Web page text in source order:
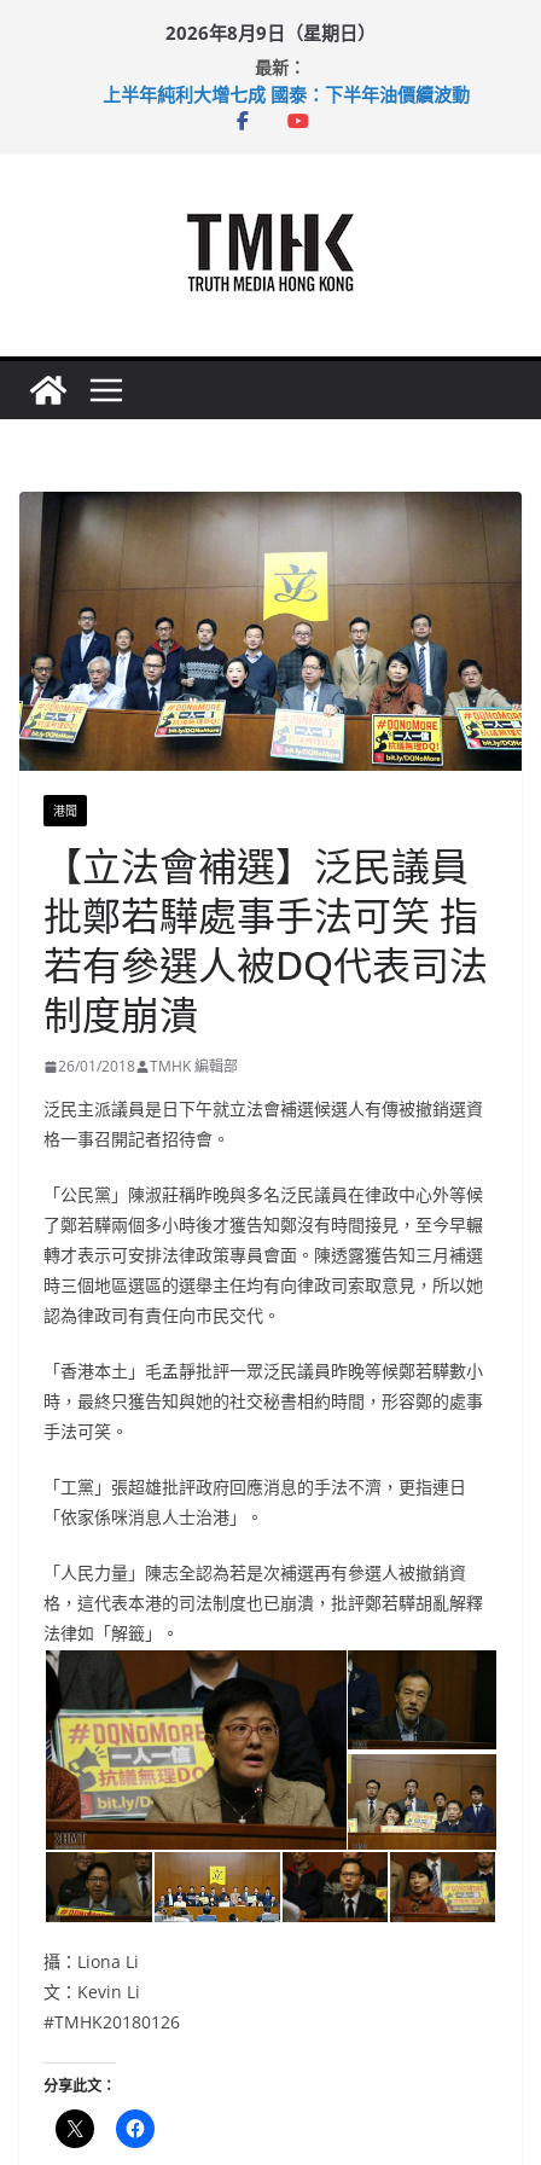
2026年8月9日（星期日）
最新：
上半年純利大增七成 國泰：下半年油價續波動
拜仁熱身賽挫維拉 啟德主場館奪錦標
港聞
【立法會補選】泛民議員
批鄭若驊處事手法可笑 指
若有參選人被DQ代表司法
制度崩潰
26/01/2018 TMHK 編輯部
泛民主派議員是日下午就立法會補選候選人有傳被撤銷選資
格一事召開記者招待會。
「公民黨」陳淑莊稱昨晚與多名泛民議員在律政中心外等候
了鄭若驊兩個多小時後才獲告知鄭沒有時間接見，至今早輾
轉才表示可安排法律政策專員會面。陳透露獲告知三月補選
時三個地區選區的選舉主任均有向律政司索取意見，所以她
認為律政司有責任向市民交代。
「香港本土」毛孟靜批評一眾泛民議員昨晚等候鄭若驊數小
時，最終只獲告知與她的社交秘書相約時間，形容鄭的處事
手法可笑。
「工黨」張超雄批評政府回應消息的手法不濟，更指連日
「依家係咪消息人士治港」。
「人民力量」陳志全認為若是次補選再有參選人被撤銷資
格，這代表本港的司法制度也已崩潰，批評鄭若驊胡亂解釋
法律如「解籤」。
攝：Liona Li
文：Kevin Li
#TMHK20180126
分享此文：